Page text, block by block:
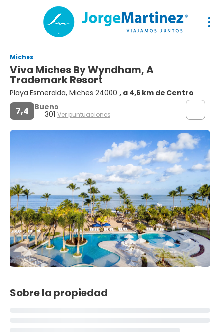
Miches
Viva Miches By Wyndham, A
Trademark Resort
Playa Esmeralda, Miches 24000 , a 4,6 km de Centro
7,4 Bueno
301 Ver puntuaciones
Sobre la propiedad